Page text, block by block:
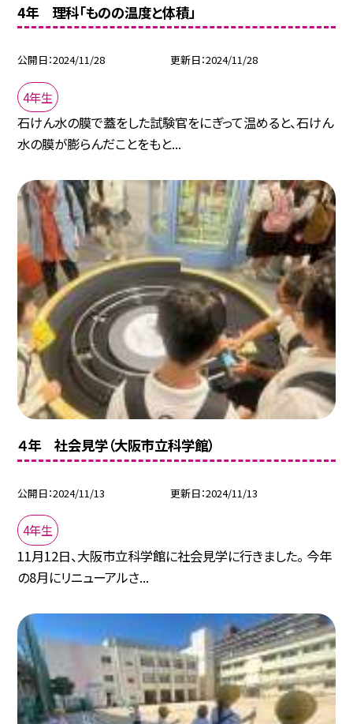
4年 理科「ものの温度と体積」
公開日 2024/11/28 更新日 2024/11/28
4年生
石けん水の膜で蓋をした試験官をにぎって温めると、石けん
水の膜が膨らんだことをもと...
４年 社会見学（大阪市立科学館）
公開日 2024/11/13 更新日 2024/11/13
4年生
11月12日、大阪市立科学館に社会見学に行きました。 今年
の8月にリニューアルさ...